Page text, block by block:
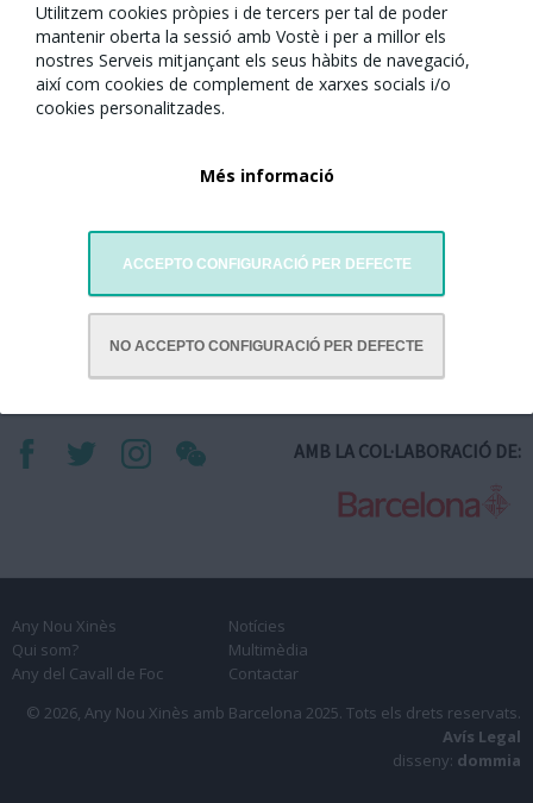
Utilitzem cookies pròpies i de tercers per tal de poder
mantenir oberta la sessió amb Vostè i per a millor els
nostres Serveis mitjançant els seus hàbits de navegació,
així com cookies de complement de xarxes socials i/o
cookies personalitzades.
Més informació
ACCEPTO CONFIGURACIÓ PER DEFECTE
NO ACCEPTO CONFIGURACIÓ PER DEFECTE
Tel. (+37493) 85 85 06
AMB LA COL·LABORACIÓ DE:
Any Nou Xinès
Qui som?
Any del Cavall de Foc
Notícies
Multimèdia
Contactar
© 2026, Any Nou Xinès amb Barcelona 2025. Tots els drets reservats.
Avís Legal
disseny: dommia